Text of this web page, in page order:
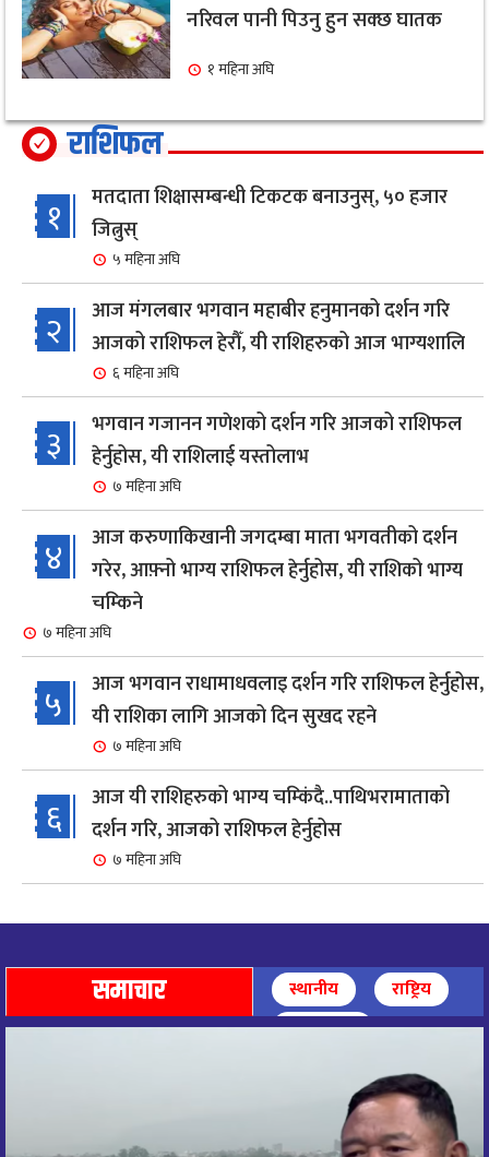
नरिवल पानी पिउनु हुन सक्छ घातक
१ महिना अघि
राशिफल
१
मतदाता शिक्षासम्बन्धी टिकटक बनाउनुस्, ५० हजार
जित्नुस्
५ महिना अघि
२
आज मंगलबार भगवान महाबीर हनुमानको दर्शन गरि
आजको राशिफल हेरौँ, यी राशिहरुको आज भाग्यशालि
६ महिना अघि
३
भगवान गजानन गणेशको दर्शन गरि आजको राशिफल
हेर्नुहोस, यी राशिलाई यस्तोलाभ
७ महिना अघि
४
आज करुणाकिखानी जगदम्बा माता भगवतीको दर्शन
गरेर, आफ़्नो भाग्य राशिफल हेर्नुहोस, यी राशिको भाग्य
चम्किने
७ महिना अघि
५
आज भगवान राधामाधवलाइ दर्शन गरि राशिफल हेर्नुहोस,
यी राशिका लागि आजको दिन सुखद रहने
७ महिना अघि
६
आज यी राशिहरुको भाग्य चम्किंदै..पाथिभरामाताको
दर्शन गरि, आजको राशिफल हेर्नुहोस
७ महिना अघि
७
८ महिना अघि
८
आज पाथिभारा माताको दर्शन गरि, दिनको सुरुवात गर्दै,
आज माताभगवती जगज्जननी पाथिभरादेवीको दर्शन गरि
समाचार स्थानीय
राष्ट्रिय
अन्तर्राष्ट्रिय